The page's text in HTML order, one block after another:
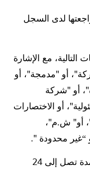
لدى السجل
مع الإشارة
أو "مدمجة"، أو
أو "شركة
أو الاختصارات
أو" ش.م"،
محدودة ".
يستغرق التحقق من الأسماء عادةً مدة تصل إلى 24